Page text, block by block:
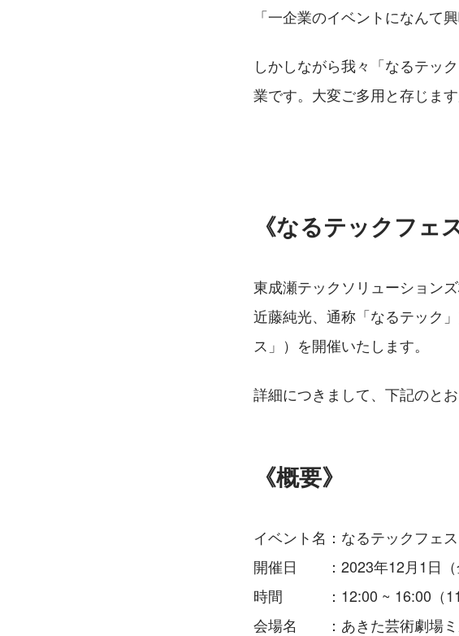
「一企業のイベントになんて
しかしながら我々「なるテッ
業です。大変ご多用と存じま
《なるテックフェ
東成瀬テックソリューション
近藤純光、通称「なるテック
ス」）を開催いたします。
詳細につきまして、下記のと
《概要》
イベント名：なるテックフェ
開催日　　：2023年12月1日（
時間　　　：12:00 ~ 16:00（
会場名　　：あきた芸術劇場